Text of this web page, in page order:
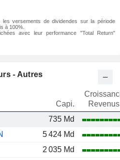
les versements de dividendes sur la période
à 100%.
avec leur performance "Total Return"
- Autres
Capi.
Revenus
735 Md
5 424 Md
2 035 Md